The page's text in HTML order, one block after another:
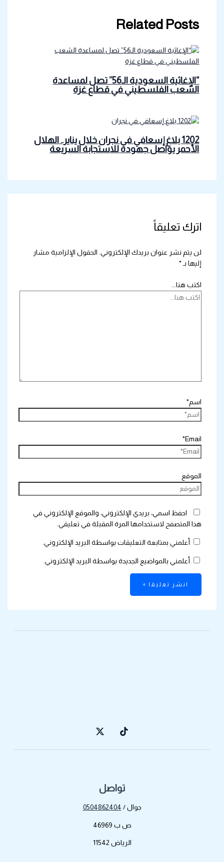
Related Posts
“الإغاثية السعودية الـ56” تصل لمساعدة
الشعب الفلسطيني في قطاع غزة
1202 بلاغ إسعافي في نجران خلال يناير.. الهلال
الأحمر يواصل جهوده للاستجابة السريعة
اترك تعليقاً
لن يتم نشر عنوان بريدك الإلكتروني. الحقول الإلزامية مشار
إليها بـ *
اكتب هنا...
اسم*
Email*
الموقع
احفظ اسمي، بريدي الإلكتروني، والموقع الإلكتروني في
هذا المتصفح لاستخدامها المرة المقبلة في تعليقي.
أعلمني بمتابعة التعليقات بواسطة البريد الإلكتروني.
أعلمني بالمواضيع الجديدة بواسطة البريد الإلكتروني.
تواصل
جوال / 0504862404
ص ب 46969
الرياض 11542